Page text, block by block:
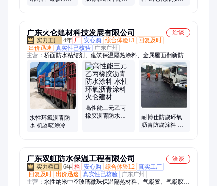
广东火仑建材科技发展有限公司
洽谈
4年 厂 安心购 综合体验L1
回复及时
出价迅速
真实性已核验
广东广州
主营： 桥面防水粘结剂、建筑保温隔热涂料、金属屋面翻新防锈
漆、环氧防腐漆、改性环氧树脂防腐、隔音吸音涂料、污水池防
腐涂料、钢结构防腐体系涂料、外墙丙烯酸防水涂料、管道设备
保温气凝胶、反射隔热降温涂料、硅橡胶装饰一体防水
水性环氧沥青防
水 机器喷涂冷施
高性能三元乙丙
橡胶沥青防水涂
耐博仕防腐环氧
沥青防腐涂料 单
广东双虹防水保温工程有限公司
洽谈
6年 档 安心购 综合体验L2 真实工厂
回复及时 出价迅速 真实性已核验
广东广州
主营： 水性纳米中空玻璃微珠保温隔热材料、气凝胶、气凝胶保